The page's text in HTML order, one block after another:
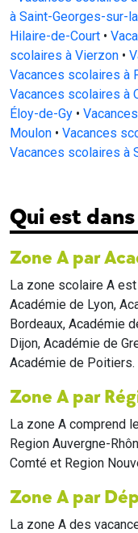
à Saint-Georges-sur-
Hilaire-de-Court •
scolaires à Vierzon •
Vacances scolaires à
Vacances scolaires à
Éloy-de-Gy •
Moulon • Vacances
Vacances scolaires à
Qui est
Zone A par
La zone scolaire A
Académie de Lyon,
Bordeaux, Académie
Dijon, Académie de
Académie de Poitiers.
Zone A par
La zone A comprend
Region Auvergne-
Comté et Region
Zone A par
La zone A des